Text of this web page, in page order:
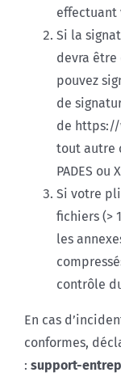
effectuant
Si la
devra
pouvez
de
de https://
tout autre
PADES ou
Si votre
fichiers (>
les
contrôle
En cas
conformes,
: support-